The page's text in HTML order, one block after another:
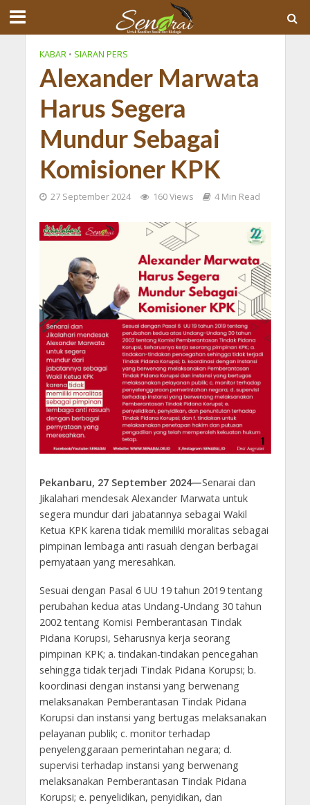
KABAR • SIARAN PERS
Alexander Marwata
Harus Segera
Mundur Sebagai
Komisioner KPK
27 September 2024 160 Views 4 Min Read
Pekanbaru, 27 September 2024—Senarai dan
Jikalahari mendesak Alexander Marwata untuk
segera mundur dari jabatannya sebagai Wakil
Ketua KPK karena tidak memiliki moralitas sebagai
pimpinan lembaga anti rasuah dengan berbagai
pernyataan yang meresahkan.
Sesuai dengan Pasal 6 UU 19 tahun 2019 tentang
perubahan kedua atas Undang-Undang 30 tahun
2002 tentang Komisi Pemberantasan Tindak
Pidana Korupsi, Seharusnya kerja seorang
pimpinan KPK; a. tindakan-tindakan pencegahan
sehingga tidak terjadi Tindak Pidana Korupsi; b.
koordinasi dengan instansi yang berwenang
melaksanakan Pemberantasan Tindak Pidana
Korupsi dan instansi yang bertugas melaksanakan
pelayanan publik; c. monitor terhadap
penyelenggaraan pemerintahan negara; d.
supervisi terhadap instansi yang berwenang
melaksanakan Pemberantasan Tindak Pidana
Korupsi; e. penyelidikan, penyidikan, dan